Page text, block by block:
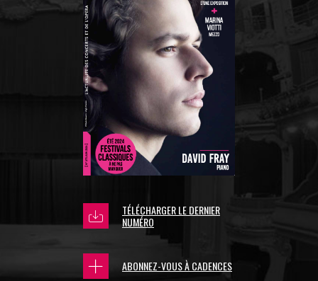
TÉLÉCHARGER LE DERNIER
NUMÉRO
ABONNEZ-VOUS À CADENCES